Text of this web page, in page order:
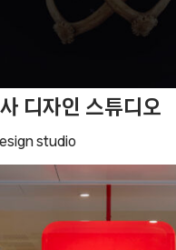
디자인 스튜디오
studio